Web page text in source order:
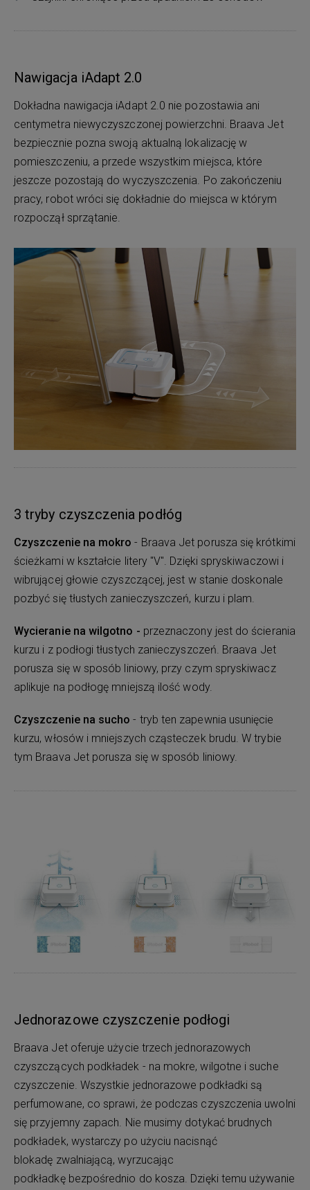
Nawigacja iAdapt 2.0
Dokładna nawigacja iAdapt 2.0 nie pozostawia ani
centymetra niewyczyszczonej powierzchni. Braava Jet
bezpiecznie pozna swoją aktualną lokalizację w
pomieszczeniu, a przede wszystkim miejsca, które
jeszcze pozostają do wyczyszczenia. Po zakończeniu
pracy, robot wróci się dokładnie do miejsca w którym
rozpoczął sprzątanie.
3 tryby czyszczenia podłóg
Czyszczenie na mokro - Braava Jet porusza się krótkimi
ścieżkami w kształcie litery "V". Dzięki spryskiwaczowi i
wibrującej głowie czyszczącej, jest w stanie doskonale
pozbyć się tłustych zanieczyszczeń, kurzu i plam.
Wycieranie na wilgotno - przeznaczony jest do ścierania
kurzu i z podłogi tłustych zanieczyszczeń. Braava Jet
porusza się w sposób liniowy, przy czym spryskiwacz
aplikuje na podłogę mniejszą ilość wody.
Czyszczenie na sucho - tryb ten zapewnia usunięcie
kurzu, włosów i mniejszych cząsteczek brudu. W trybie
tym Braava Jet porusza się w sposób liniowy.
Jednorazowe czyszczenie podłogi
Braava Jet oferuje użycie trzech jednorazowych
czyszczących podkładek - na mokre, wilgotne i suche
czyszczenie. Wszystkie jednorazowe podkładki są
perfumowane, co sprawi, że podczas czyszczenia uwolni
się przyjemny zapach. Nie musimy dotykać brudnych
podkładek, wystarczy po użyciu nacisnąć
blokadę zwalniającą, wyrzucając
podkładkę bezpośrednio do kosza. Dzięki temu używanie